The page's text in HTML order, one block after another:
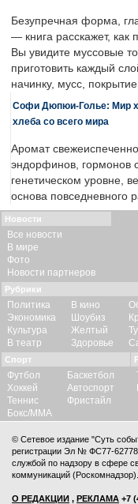
Безупречная форма,
— книга расскажет, как
Вы увидите муссовые
приготовить каждый
начинку, мусс,
Софи Дюпюи-Голье: Мир
хлеба со всего мира
Аромат
эндорфинов, гормонов
генетическом уровне,
основа повседневного
Новости
Все новости
В мире
Фото
Новости партнеров
Рубрики
Политика
Экономика
Культура
В театр
В кино
Шоубиз
Желтый
Здоровье
Спорт
Футбол
Хоккей
Теннис
Бокс/ММА
Баскетбол
Автоспорт
Фристайл
© Сетевое издание "Суть
регистрации Эл № ФС77-
службой по надзору в сфере
коммуникаций (Роскомнадзор).
О РЕДАКЦИИ , РЕКЛАМА +7